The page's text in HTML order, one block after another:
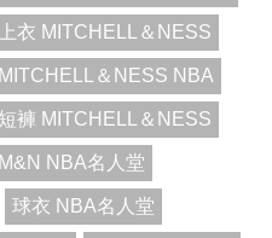
上衣 MITCHELL＆NESS
MITCHELL＆NESS NBA
短褲 MITCHELL＆NESS
M&N NBA名人堂
球衣 NBA名人堂